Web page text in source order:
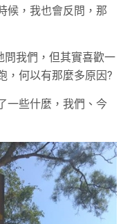
候，我也會反問，那
問我們，但其實喜歡一
，何以有那麼多原因?
一些什麼，我們、今